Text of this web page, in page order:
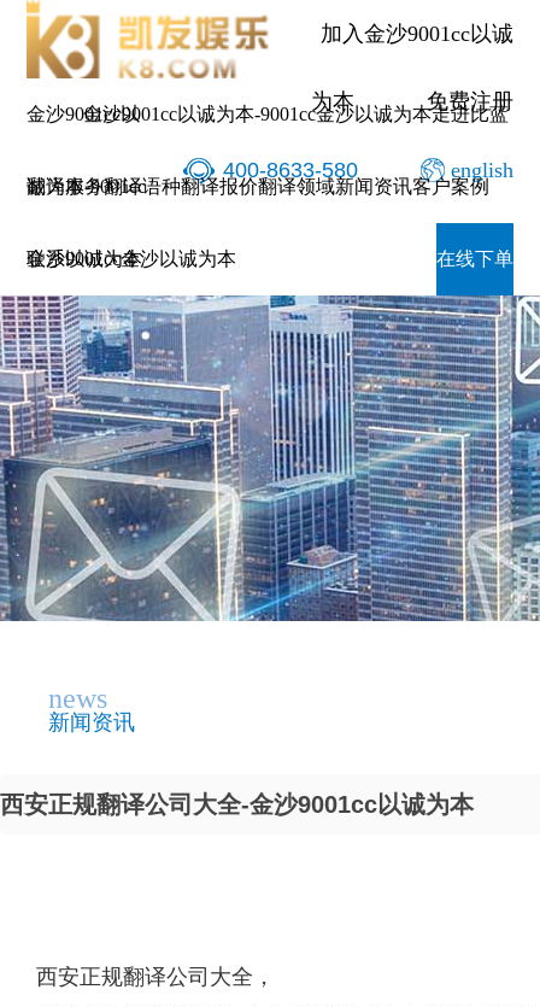
加入金沙9001cc以诚
为本 免费注册
400-8633-580 english
金沙9001cc以
诚为本-9001cc
金沙以诚为本
金沙9001cc以诚为本-9001cc金沙以诚为本走进比蓝
翻译服务翻译语种翻译报价翻译领域新闻资讯客户案例
联系9001cc金沙以诚为本 在线下单
news
新闻资讯
西安正规翻译公司大全-金沙9001cc以诚为本
西安正规翻译公司大全，